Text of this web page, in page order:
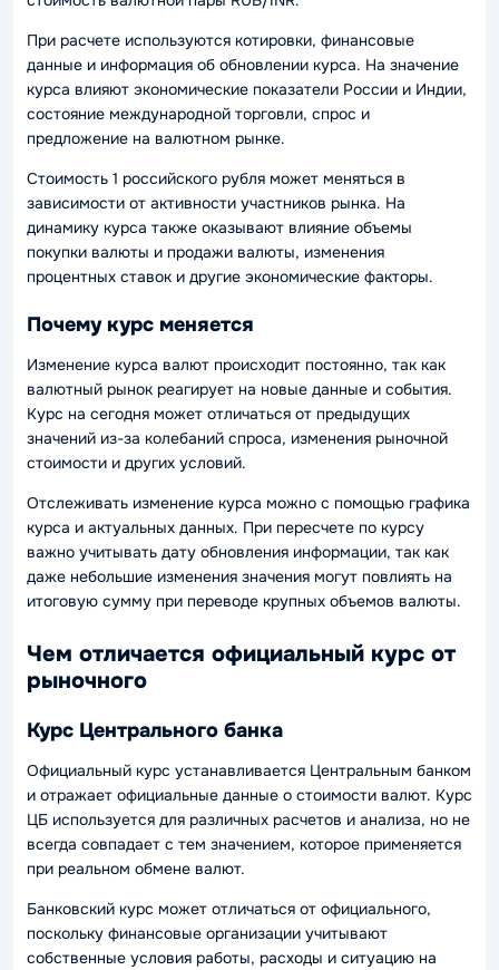
При расчете используются котировки, финансовые
данные и информация об обновлении курса. На значение
курса влияют экономические показатели России и Индии,
состояние международной торговли, спрос и
предложение на валютном рынке.
Стоимость 1 российского рубля может меняться в
зависимости от активности участников рынка. На
динамику курса также оказывают влияние объемы
покупки валюты и продажи валюты, изменения
процентных ставок и другие экономические факторы.
Почему курс меняется
Изменение курса валют происходит постоянно, так как
валютный рынок реагирует на новые данные и события.
Курс на сегодня может отличаться от предыдущих
значений из-за колебаний спроса, изменения рыночной
стоимости и других условий.
Отслеживать изменение курса можно с помощью графика
курса и актуальных данных. При пересчете по курсу
важно учитывать дату обновления информации, так как
даже небольшие изменения значения могут повлиять на
итоговую сумму при переводе крупных объемов валюты.
Чем отличается официальный курс от
рыночного
Курс Центрального банка
Официальный курс устанавливается Центральным банком
и отражает официальные данные о стоимости валют. Курс
ЦБ используется для различных расчетов и анализа, но не
всегда совпадает с тем значением, которое применяется
при реальном обмене валют.
Банковский курс может отличаться от официального,
поскольку финансовые организации учитывают
собственные условия работы, расходы и ситуацию на